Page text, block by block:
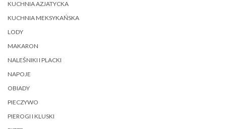
KUCHNIA AZJATYCKA
KUCHNIA MEKSYKAŃSKA
LODY
MAKARON
NALEŚNIKI I PLACKI
NAPOJE
OBIADY
PIECZYWO
PIEROGI I KLUSKI